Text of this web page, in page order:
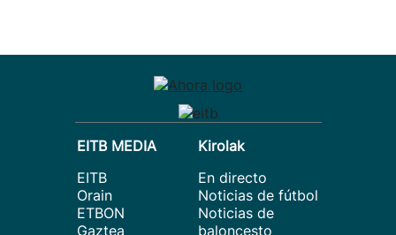
EITB MEDIA
EITB
Orain
ETBON
Gaztea
Kirolak
En directo
Noticias de fútbol
Noticias de
baloncesto